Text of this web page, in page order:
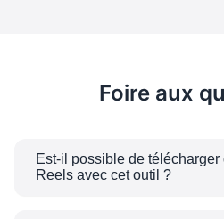
Foire aux
Est-il possible de
Reels avec cet outil ?